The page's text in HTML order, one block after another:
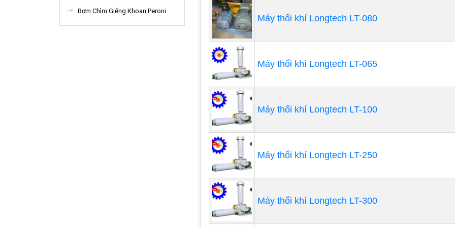
Bơm Chìm Giếng Khoan Peroni
MÁY THỔI KHÍ LY TÂM TỰ LÀM SẠCH CHO ĐỘNG
Máy thổi khí Longtech LT-080
Máy thổi khí Longtech LT-065
Máy thổi khí Longtech LT-100
Máy thổi khí Longtech LT-250
Máy thổi khí Longtech LT-300